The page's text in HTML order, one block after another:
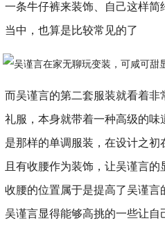
一条牛仔裤来装饰、自己这样
当中，也算是比较常见的了
而吴谨言的第二套服装就看着
礼服，本身就带着一种高级的
是那样的单调服装，在设计之
且有收腰作为装饰，让吴谨言
收腰的位置属于是提高了吴谨
吴谨言显得能够高挑的一些让